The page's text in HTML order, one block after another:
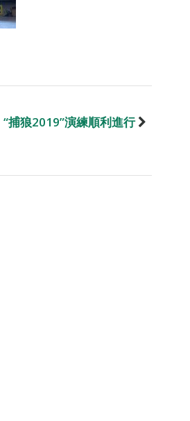
“捕狼2019”演練順利進行